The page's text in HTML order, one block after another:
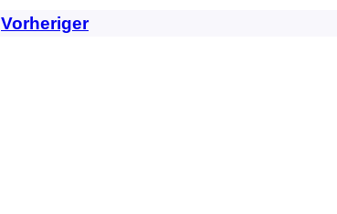
Vorheriger